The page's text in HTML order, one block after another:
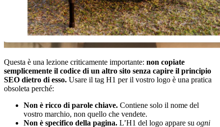
Questa è una lezione criticamente importante: non copiate
semplicemente il codice di un altro sito senza capire il principio
SEO dietro di esso. Usare il tag H1 per il vostro logo è una pratica
obsoleta perché:
Non è ricco di parole chiave. Contiene solo il nome del
vostro marchio, non quello che vendete.
Non è specifico della pagina. L’H1 del logo appare su ogni